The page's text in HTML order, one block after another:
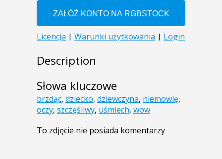
Description
Słowa kluczowe
brzdąc, dziecko, dziewczyna, niemowlę,
oczy, szczęśliwy, uśmiech, wow
To zdjęcie nie posiada komentarzy